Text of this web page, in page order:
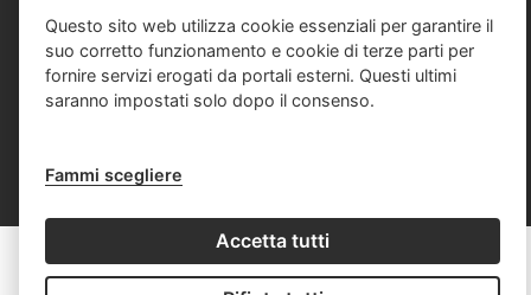
Cookie e privacy
Responsabile della pubblicazione
Mappa del sito
Questo sito web utilizza cookie essenziali per garantire il
suo corretto funzionamento e cookie di terze parti per
fornire servizi erogati da portali esterni. Questi ultimi
saranno impostati solo dopo il consenso.
Fammi scegliere
Accetta tutti